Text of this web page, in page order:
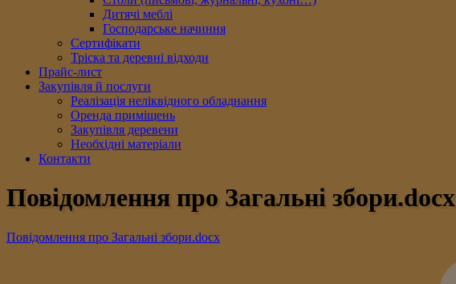
Дитячі меблі
Господарське начиння
Сертифікати
Тріска та деревні відходи
Прайс-лист
Закупівля й послуги
Реалізація неліквідного обладнання
Оренда приміщень
Закупівля деревени
Необхідні матеріали
Контакти
Повідомлення про Загальні збори.docx
Повідомлення про Загальні збори.docx